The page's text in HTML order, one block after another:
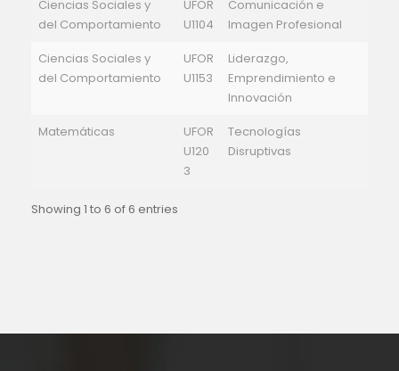
Ciencias Sociales y
del Comportamiento
UFOR
U1104
Comunicación e
Imagen Profesional
Ciencias Sociales y
del Comportamiento
UFOR
U1153
Liderazgo,
Emprendimiento e
Innovación
Matemáticas
UFOR
U120
3
Tecnologías
Disruptivas
Showing 1 to 6 of 6 entries